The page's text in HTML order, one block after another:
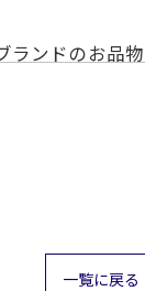
ランドのお品
一覧に戻る